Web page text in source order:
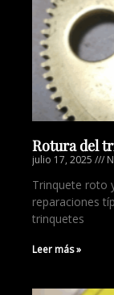
Rotura del
julio 17, 2025
Trinquete roto
reparaciones
trinquetes
Leer más »